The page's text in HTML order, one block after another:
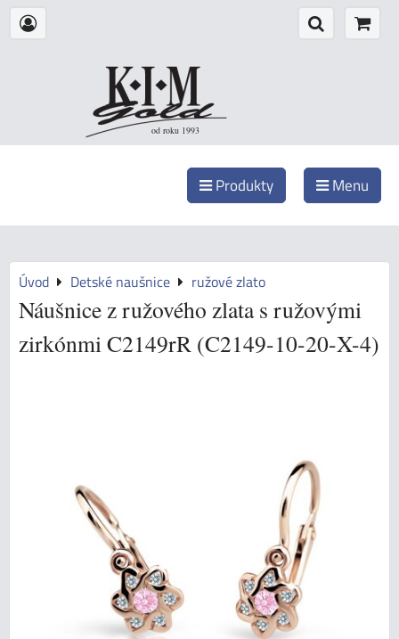
od roku 1993
Produkty Menu
Úvod Detské naušnice ružové zlato
Náušnice z ružového zlata s ružovými
zirkónmi C2149rR (C2149-10-20-X-4)